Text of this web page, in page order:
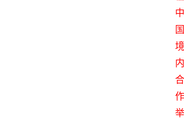
中
国
境
内
合
作
举